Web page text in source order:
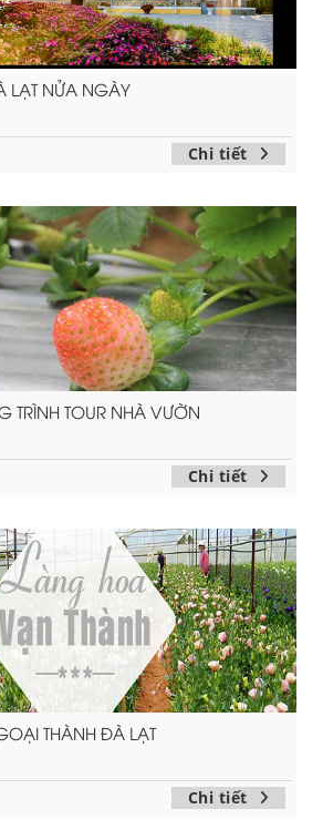
LẠT NỬA NGÀY
Chi tiết
TRÌNH TOUR NHÀ VƯỜN
Chi tiết
THÀNH ĐÀ LẠT
Chi tiết